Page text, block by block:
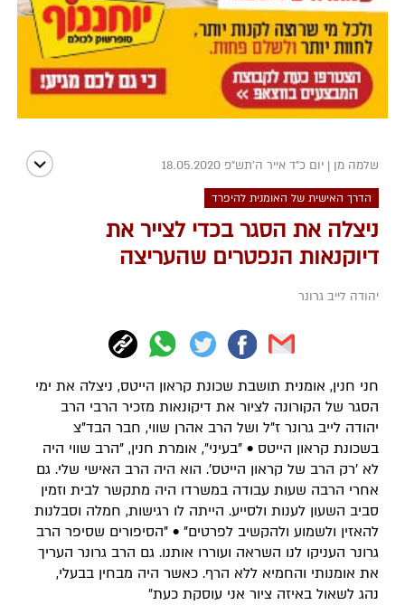
שלמה מן | יום כ"ד אייר ה׳תש״פ 18.05.2020
הדרך האישית של האומנית להיפרד
ניצלה את הסגר בכדי לצייר את
דיוקנאות הנפטרים שהעריצה
יהודה לייב גרונר
חני חנין, אומנית תושבת שכונת קראון הייטס, ניצלה את ימי
הסגר של הקורונה לציור את דיקונאות מזכיר הרבי הרב
יהודה לייב גרונר ז"ל ושל הרב אהרן שווי, חבר הבד"צ
בשכונת קראון הייטס • "בעיני", אומרת חנין, "הרב שווי היה
לא 'רק הרב של קראון הייטס'. הוא היה הרב האישי שלי. גם
אחרי הרבה שעות עבודה במשרדו היה מתקשר לבית וזמין
סביב השעון לענות ולסייע. הייתה לו רגישות, חמלה וסבלנות
להאזין ולשמוע ולהקשיב לפרטים" • "הסיפורים שסיפר הרב
גרונר העניקו לנו השראה ועוררו אותנו. גם הרב גרונר העריך
את אומנותי והחמיא ללא הרף. כאשר היה מבחין בבעלי,
נהג לשאול באיזה ציור אני עוסקת כעת"